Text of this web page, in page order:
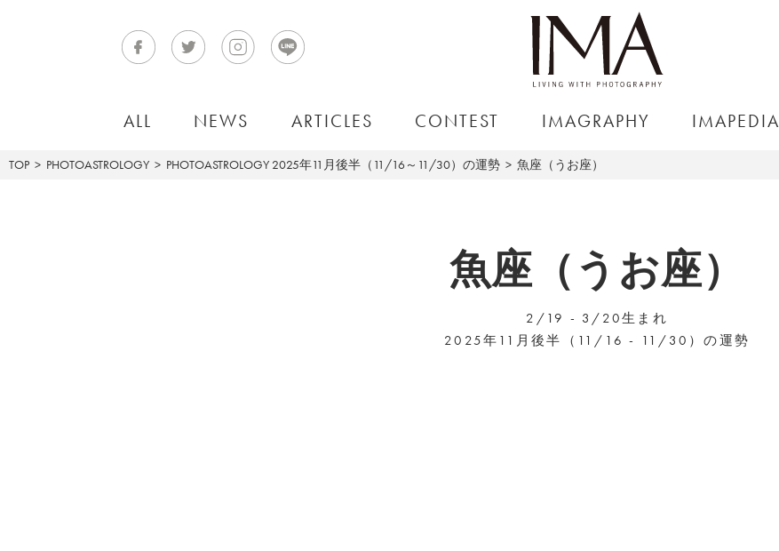
ALL NEWS ARTICLES CONTEST IMAGRAPHY IMAPEDIA
TOP PHOTOASTROLOGY PHOTOASTROLOGY 2025年11月後半（11/16～11/30）の運勢 魚座（うお座）
魚座（うお座）
2/19 - 3/20生まれ
2025年11月後半（11/16 - 11/30）の運勢